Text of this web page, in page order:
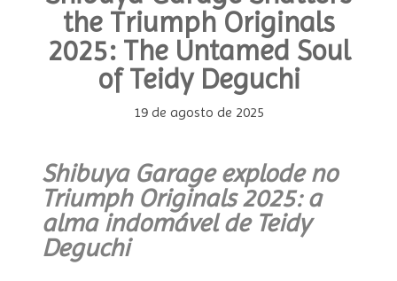
the Triumph Originals
2025: The Untamed Soul
of Teidy Deguchi
19 de agosto de 2025
Shibuya Garage explode no
Triumph Originals 2025: a
alma indomável de Teidy
Deguchi